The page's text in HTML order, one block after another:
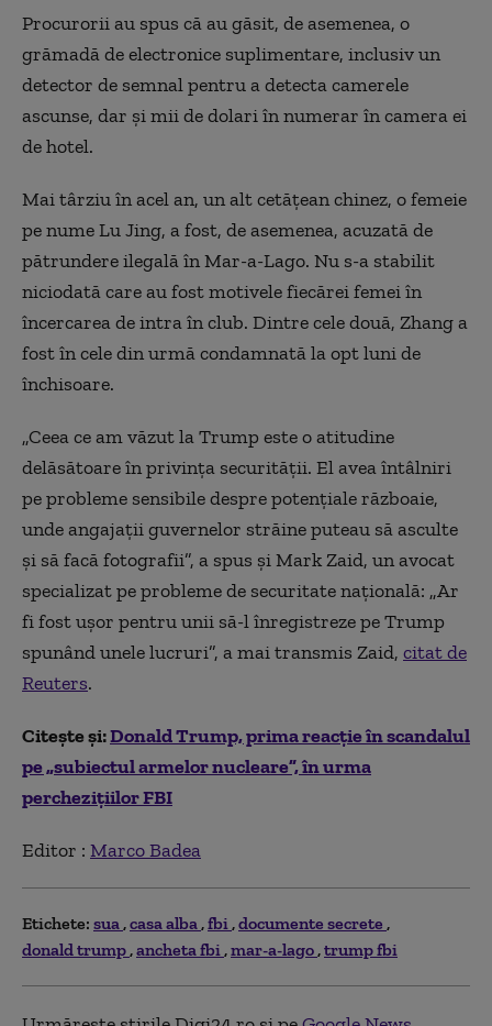
Procurorii au spus că au găsit, de asemenea, o
grămadă de electronice suplimentare, inclusiv un
detector de semnal pentru a detecta camerele
ascunse, dar și mii de dolari în numerar în camera ei
de hotel.
Mai târziu în acel an, un alt cetățean chinez, o femeie
pe nume Lu Jing, a fost, de asemenea, acuzată de
pătrundere ilegală în Mar-a-Lago. Nu s-a stabilit
niciodată care au fost motivele fiecărei femei în
încercarea de intra în club. Dintre cele două, Zhang a
fost în cele din urmă condamnată la opt luni de
închisoare.
„Ceea ce am văzut la Trump este o atitudine
delăsătoare în privința securității. El avea întâlniri
pe probleme sensibile despre potențiale războaie,
unde angajații guvernelor străine puteau să asculte
și să facă fotografii”, a spus și Mark Zaid, un avocat
specializat pe probleme de securitate națională: „Ar
fi fost ușor pentru unii să-l înregistreze pe Trump
spunând unele lucruri”, a mai transmis Zaid, citat de
Reuters.
Citește și:Donald Trump, prima reacție în scandalul
pe „subiectul armelor nucleare”, în urma
perchezițiilor FBI
Editor : Marco Badea
Etichete: sua casa alba fbi documente secrete
donald trump ancheta fbi mar-a-lago trump fbi